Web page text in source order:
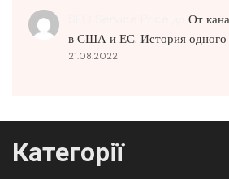
От
в США и ЕС. История одного
21.08.2022
Категорії